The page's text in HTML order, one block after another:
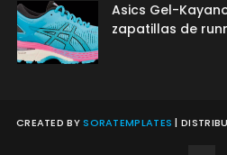
Asics Gel-
zapatillas de
CREATED BYSORATEMPLATES |